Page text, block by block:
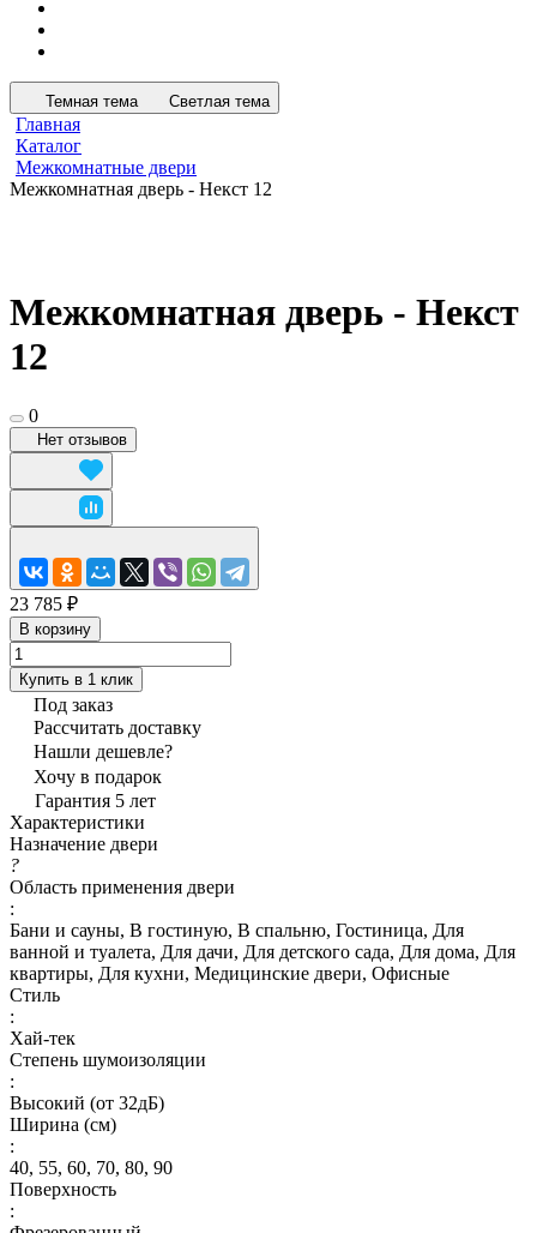
Темная тема Светлая тема
Главная
Каталог
Межкомнатные двери
Межкомнатная дверь - Некст 12
Межкомнатная дверь - Некст
12
0
Нет отзывов
23 785 ₽
В корзину
Купить в 1 клик
Под заказ
Рассчитать доставку
Нашли дешевле?
Хочу в подарок
Гарантия 5 лет
Характеристики
Назначение двери
?
Область применения двери
:
Бани и сауны, В гостиную, В спальню, Гостиница, Для
ванной и туалета, Для дачи, Для детского сада, Для дома, Для
квартиры, Для кухни, Медицинские двери, Офисные
Стиль
:
Хай-тек
Степень шумоизоляции
:
Высокий (от 32дБ)
Ширина (см)
:
40, 55, 60, 70, 80, 90
Поверхность
: